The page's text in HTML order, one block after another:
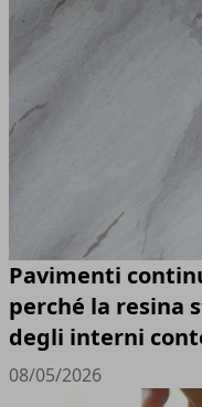
Pavimenti
perché la resina
degli interni
08/05/2026